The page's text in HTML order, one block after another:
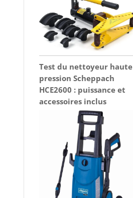
Test du nettoyeur haute
pression Scheppach
HCE2600 : puissance et
accessoires inclus